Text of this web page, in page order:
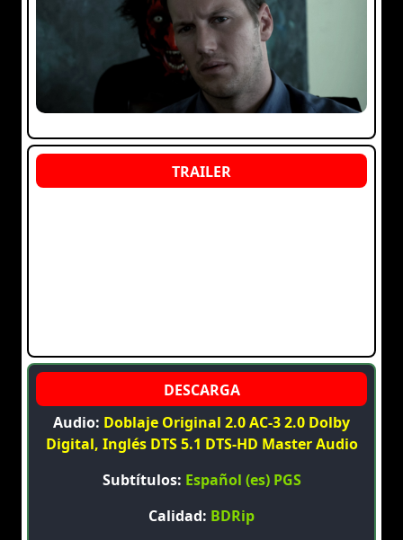
Audio: Doblaje Original 2.0 AC-3 2.0 Dolby
Digital, Inglés DTS 5.1 DTS-HD Master Audio
Subtítulos: Español (es) PGS
Calidad: BDRip